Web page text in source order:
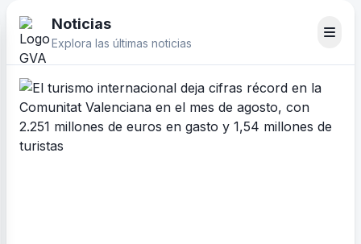
Noticias
Explora las últimas noticias